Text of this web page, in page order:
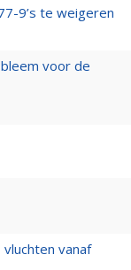
9’s te weigeren
voor de
vanaf